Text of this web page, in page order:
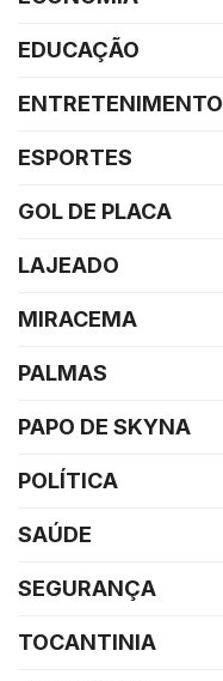
EDUCAÇÃO
ENTRETENIMENTO
ESPORTES
GOL DE PLACA
LAJEADO
MIRACEMA
PALMAS
PAPO DE SKYNA
POLÍTICA
SAÚDE
SEGURANÇA
TOCANTINIA